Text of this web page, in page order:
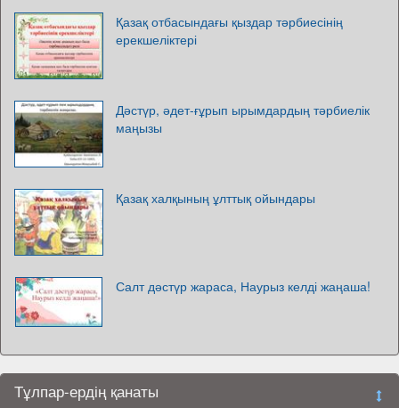
Қазақ отбасындағы қыздар тәрбиесінің
ерекшеліктері
Дәстүр, әдет-ғұрып ырымдардың тәрбиелік
маңызы
Қазақ халқының ұлттық ойындары
Салт дәстүр жараса, Наурыз келді жаңаша!
Тұлпар-ердің қанаты